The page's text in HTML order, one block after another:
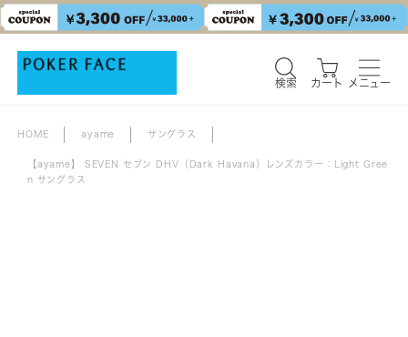
検索 カート メニュー
HOME ayame サングラス
【ayame】 SEVEN セブン DHV（Dark Havana）レンズカラー：Light Gree
n サングラス